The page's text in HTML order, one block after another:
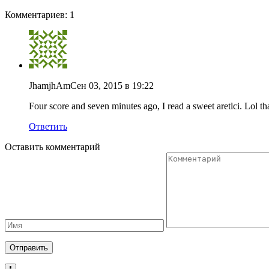
Комментариев: 1
JhamjhAmСен 03, 2015 в 19:22
Four score and seven minutes ago, I read a sweet aretlci. Lol
Ответить
Оставить комментарий